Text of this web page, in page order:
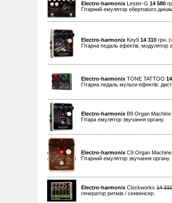
Electro-harmonix Lester-G 14 580
Гітарний емулятор обертового
Electro-harmonix Key9 14 310 грн. (
Гітарна педаль ефектів, модулятор
Electro-harmonix TONE TATTOO
Гітарна педаль мульти-ефектів:
Electro-harmonix B9 Organ Machine
Гітара емулятор звучання органу.
Electro-harmonix C9 Organ Machine
Гітарний емулятор звучання органу.
Electro-harmonix Clockworks 14 310
генератор ритмів / секвенсер.